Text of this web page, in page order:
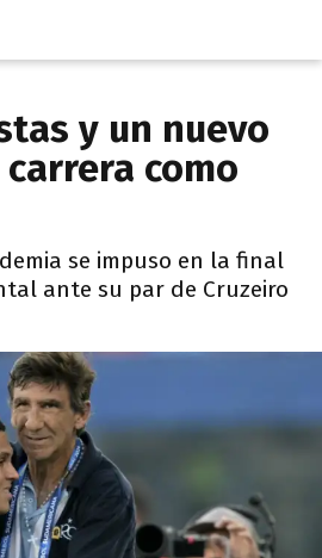
y un nuevo
como
se impuso en la final
ante su par de Cruzeiro